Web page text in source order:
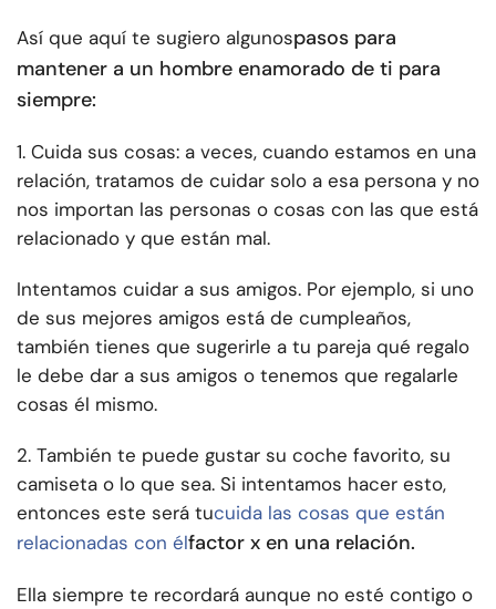
Así que aquí te sugiero algunospasos para
mantener a un hombre enamorado de ti para
siempre:
1. Cuida sus cosas: a veces, cuando estamos en una
relación, tratamos de cuidar solo a esa persona y no
nos importan las personas o cosas con las que está
relacionado y que están mal.
Intentamos cuidar a sus amigos. Por ejemplo, si uno
de sus mejores amigos está de cumpleaños,
también tienes que sugerirle a tu pareja qué regalo
le debe dar a sus amigos o tenemos que regalarle
cosas él mismo.
2. También te puede gustar su coche favorito, su
camiseta o lo que sea. Si intentamos hacer esto,
entonces este será tucuida las cosas que están
relacionadas con élfactor x en una relación.
Ella siempre te recordará aunque no esté contigo o